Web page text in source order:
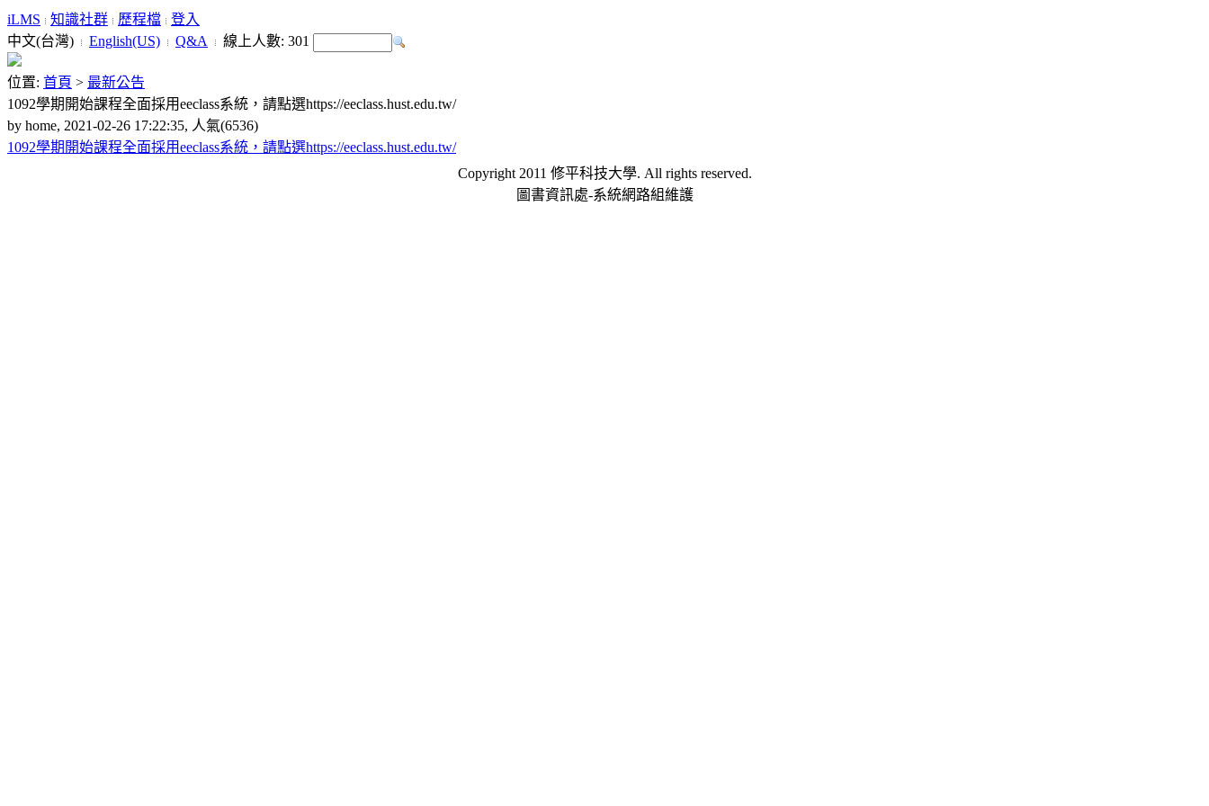
iLMS 知識社群 歷程檔
登入
中文(台灣)
English(US) Q&A 線上人數: 301
位置: 首頁 > 最新公告
1092學期開始課程全面採用eeclass系統，請點選https://eeclass.hust.edu.tw/
by home, 2021-02-26 17:22:35, 人氣(6536)
1092學期開始課程全面採用eeclass系統，請點選https://eeclass.hust.edu.tw/
Copyright 2011 修平科技大學. All rights reserved.
圖書資訊處-系統網路組維護